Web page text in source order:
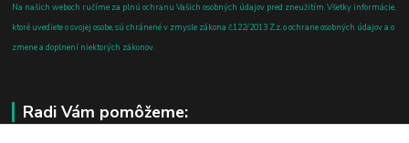
Na našich weboch ručíme za plnú ochranu Vašich osobných údajov pred zneužitím. Všetky informácie,
ktoré uvediete o svojej osobe, sú chránené v zmysle zákona č.122/2013 Z.z. o ochrane osobných údajov a o
zmene a doplnení niektorých zákonov.
Radi Vám pomôžeme: